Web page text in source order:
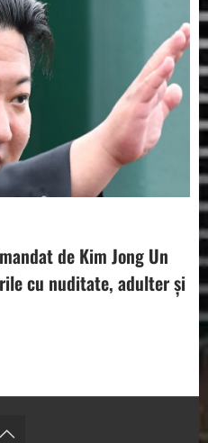
de Kim Jong Un
cu nuditate, adulter și